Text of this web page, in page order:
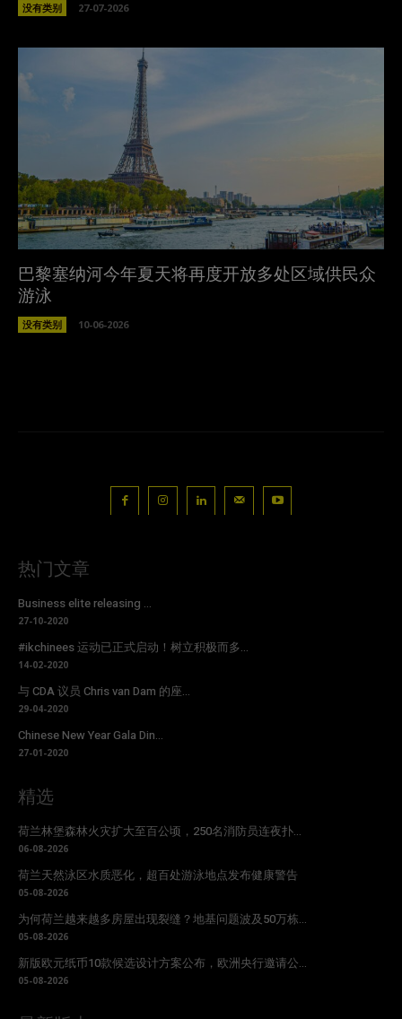
没有类别 27-07-2026
巴黎塞纳河今年夏天将再度开放多处区域供民众
游泳
没有类别 10-06-2026
热门文章
Business elite releasing ...
27-10-2020
#ikchinees 运动已正式启动！树立积极而多...
14-02-2020
与 CDA 议员 Chris van Dam 的座...
29-04-2020
Chinese New Year Gala Din...
27-01-2020
精选
荷兰林堡森林火灾扩大至百公顷，250名消防员连夜扑...
06-08-2026
荷兰天然泳区水质恶化，超百处游泳地点发布健康警告
05-08-2026
为何荷兰越来越多房屋出现裂缝？地基问题波及50万栋...
05-08-2026
新版欧元纸币10款候选设计方案公布，欧洲央行邀请公...
05-08-2026